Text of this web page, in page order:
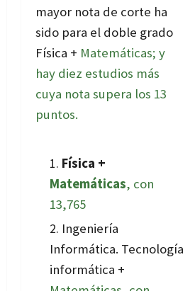
mayor nota de corte ha
sido para el doble grado
Física + Matemáticas; y
hay diez estudios más
cuya nota supera los 13
puntos.
Física +
Matemáticas, con
13,765
Ingeniería
Informática. Tecnología
informática +